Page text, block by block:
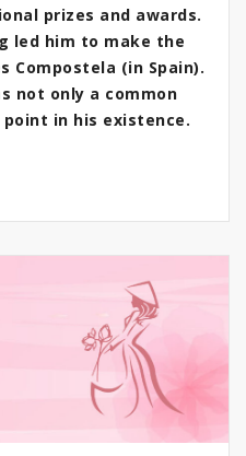
prizes and awards.
led him to make the
Compostela (in Spain).
not only a common
in his existence.